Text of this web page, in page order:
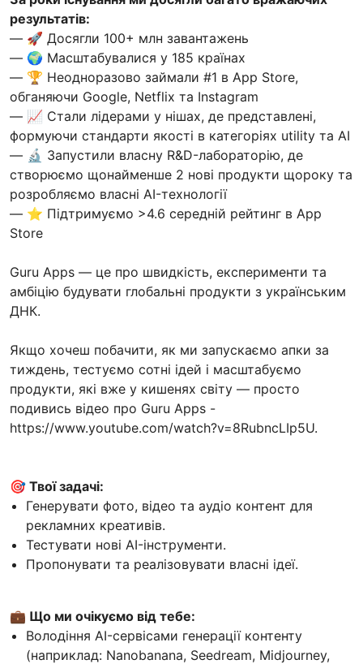
результатів:
— 🚀 Досягли 100+ млн завантажень
— 🌍 Масштабувалися у 185 країнах
— 🏆 Неодноразово займали #1 в App Store,
обганяючи Google, Netflix та Instagram
— 📈 Стали лідерами у нішах, де представлені,
формуючи стандарти якості в категоріях utility та AI
— 🔬 Запустили власну R&D-лабораторію, де
створюємо щонайменше 2 нові продукти щороку та
розробляємо власні AI-технології
— ⭐ Підтримуємо >4.6 середній рейтинг в App
Store
Guru Apps — це про швидкість, експерименти та
амбіцію будувати глобальні продукти з українським
ДНК.
Якщо хочеш побачити, як ми запускаємо апки за
тиждень, тестуємо сотні ідей і масштабуємо
продукти, які вже у кишенях світу — просто
подивись відео про Guru Apps -
https://www.youtube.com/watch?v=8RubncLIp5U.
🎯 Твої задачі:
Генерувати фото, відео та аудіо контент для
рекламних креативів.
Тестувати нові AI-інструменти.
Пропонувати та реалізовувати власні ідеї.
💼 Що ми очікуємо від тебе:
Володіння AI-сервісами генерації контенту
(наприклад: Nanobanana, Seedream, Midjourney,